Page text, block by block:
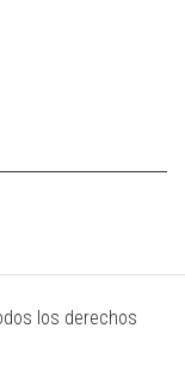
los derechos